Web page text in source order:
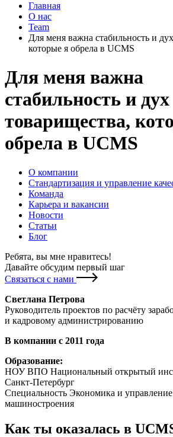
Главная
О нас
Team
Для меня важна стабильность и
которые я обрела в UCMS
Для меня важна
стабильность и дух
товарищества,
обрела в UCMS
О компании
Стандартизация и управление
Команда
Карьера и вакансии
Новости
Статьи
Блог
Ребята, вы мне нравитесь!
Давайте обсудим первый шаг
Связаться с нами
Светлана Петрова
Руководитель проектов по расчёту
и кадровому администрированию
В компании с 2011 года
Образование:
НОУ ВПО Национальный открытый
Санкт-Петербург
Специальность Экономика и
машиностроения
Как ты оказалась в